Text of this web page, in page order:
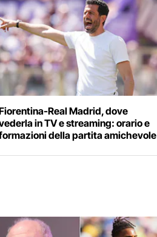
Real Madrid, dove
in TV e streaming: orario e
della partita amichevole